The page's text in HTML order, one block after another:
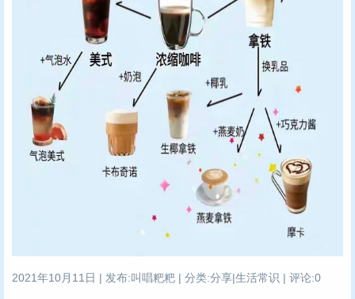
2021年10月11日 | 发布:叫唱粑粑 | 分类:分享|生活常识 | 评论:0